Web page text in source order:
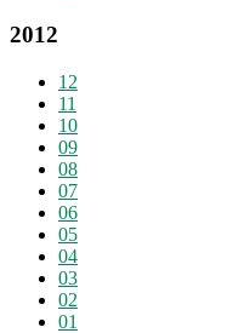
2012
12
11
10
09
08
07
06
05
04
03
02
01